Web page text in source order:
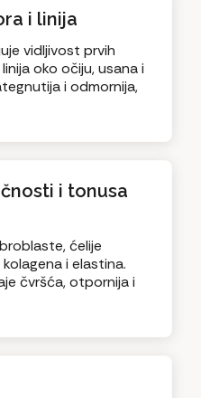
i linija
vidljivost prvih
oko očiju, usana i
i odmornija,
i tonusa
ćelije
i elastina.
čvršća, otpornija i